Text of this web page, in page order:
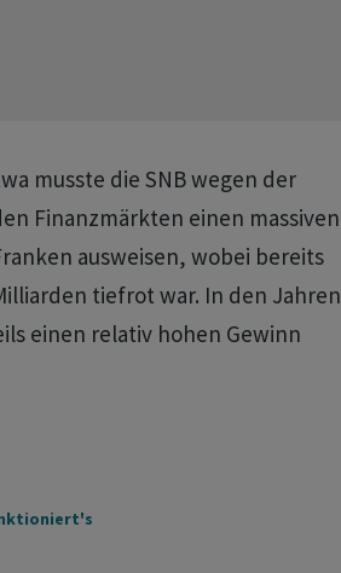
musste die SNB wegen der
Finanzmärkten einen massiven
ausweisen, wobei bereits
tiefrot war. In den Jahren
einen relativ hohen Gewinn